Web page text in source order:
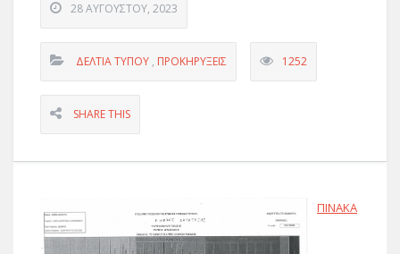
28 ΑΥΓΟΎΣΤΟΥ, 2023
ΔΕΛΤΊΑ ΤΎΠΟΥ , ΠΡΟΚΗΡΎΞΕΙΣ 1252
SHARE THIS
ΠΙΝΑΚΑ